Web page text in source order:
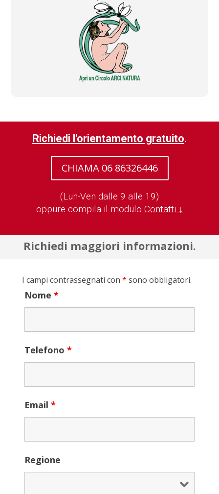
Richiedi l'orientamento gratuito.
CHIAMA 06 86326446
(Lun-Ven dalle 9 alle 19)
oppure compila il modulo Contatti ↓
Richiedi maggiori informazioni.
I campi contrassegnati con * sono obbligatori.
Nome *
Telefono *
Email *
Regione